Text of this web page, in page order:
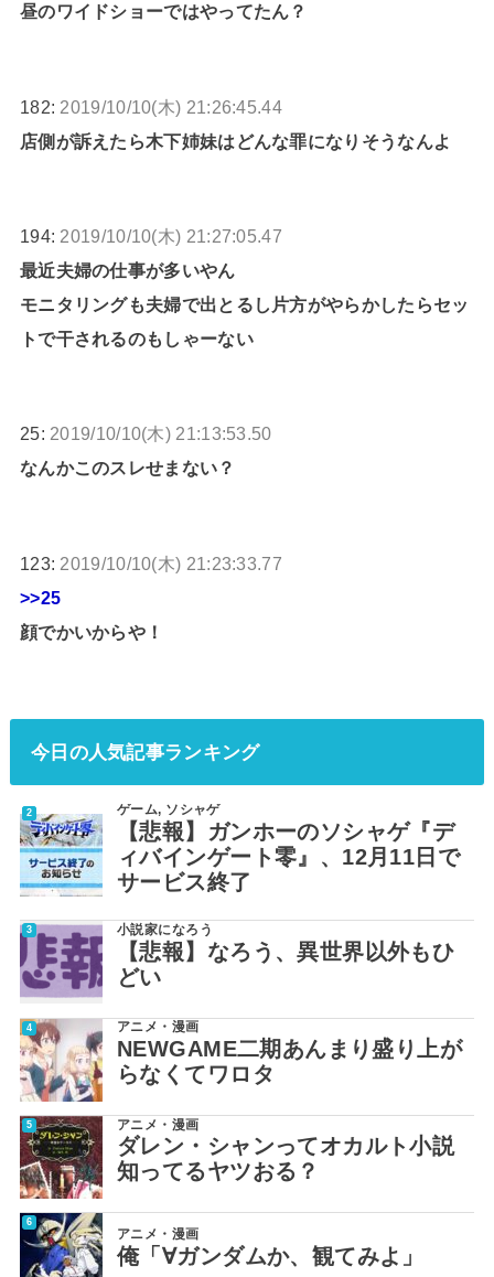
昼のワイドショーではやってたん？
182: 2019/10/10(木) 21:26:45.44
店側が訴えたら木下姉妹はどんな罪になりそうなんよ
194: 2019/10/10(木) 21:27:05.47
最近夫婦の仕事が多いやん
モニタリングも夫婦で出とるし片方がやらかしたらセッ
トで干されるのもしゃーない
25: 2019/10/10(木) 21:13:53.50
なんかこのスレせまない？
123: 2019/10/10(木) 21:23:33.77
>>25
顔でかいからや！
今日の人気記事ランキング
ゲーム, ソシャゲ
【悲報】ガンホーのソシャゲ『デ
ィバインゲート零』、12月11日で
サービス終了
小説家になろう
【悲報】なろう、異世界以外もひ
どい
アニメ・漫画
NEWGAME二期あんまり盛り上が
らなくてワロタ
アニメ・漫画
ダレン・シャンってオカルト小説
知ってるヤツおる？
アニメ・漫画
俺「∀ガンダムか、観てみよ」